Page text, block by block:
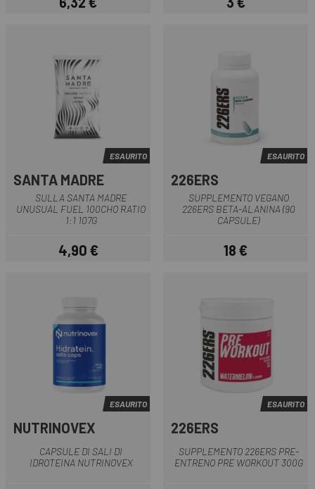
Prezzo Prezzo
ESAURITO
SANTA MADRE
SULLA SANTA MADRE
UNUSUAL FUEL 100CHO RATIO
1:1 107G
Prezzo
4,90 €
ESAURITO
226ERS
SUPPLEMENTO VEGANO
226ERS BETA-ALANINA (90
CAPSULE)
Prezzo
18 €
ESAURITO
NUTRINOVEX
CAPSULE DI SALI DI
IDROTEINA NUTRINOVEX
ESAURITO
226ERS
SUPPLEMENTO 226ERS PRE-
ENTRENO PRE WORKOUT 300G